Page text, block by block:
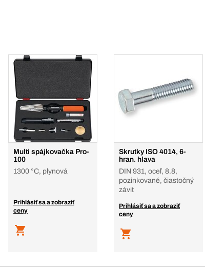
Multi spájkovačka Pro-
100
1300 °C, plynová
Prihlásiť sa a zobraziť
ceny
Skrutky ISO 4014, 6-
hran. hlava
DIN 931, oceľ, 8.8,
pozinkované, čiastočný
závit
Prihlásiť sa a zobraziť
ceny